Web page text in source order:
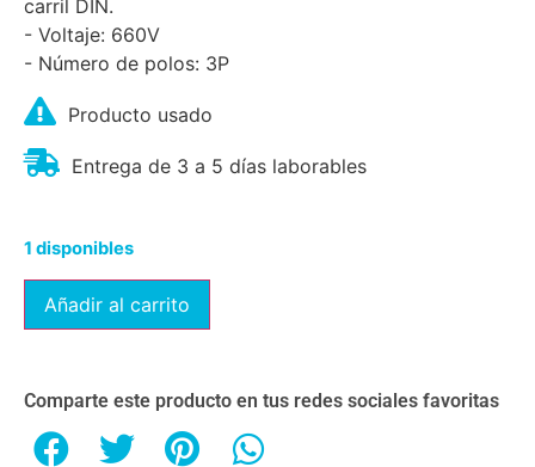
carril DIN.
- Voltaje: 660V
- Número de polos: 3P
Producto usado
Entrega de 3 a 5 días laborables
1 disponibles
Añadir al carrito
Comparte este producto en tus redes sociales favoritas